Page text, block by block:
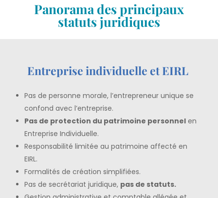
Panorama des principaux
statuts juridiques
Entreprise individuelle et EIRL
Pas de personne morale, l’entrepreneur unique se
confond avec l’entreprise.
Pas de protection du patrimoine personnelen
Entreprise Individuelle.
Responsabilité limitée au patrimoine affecté en
EIRL.
Formalités de création simplifiées.
Pas de secrétariat juridique, pas de statuts.